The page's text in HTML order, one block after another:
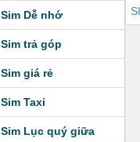
Sim Dễ nhớ
Sim trả góp
Sim giá rẻ
Sim Taxi
Sim Lục quý giữa